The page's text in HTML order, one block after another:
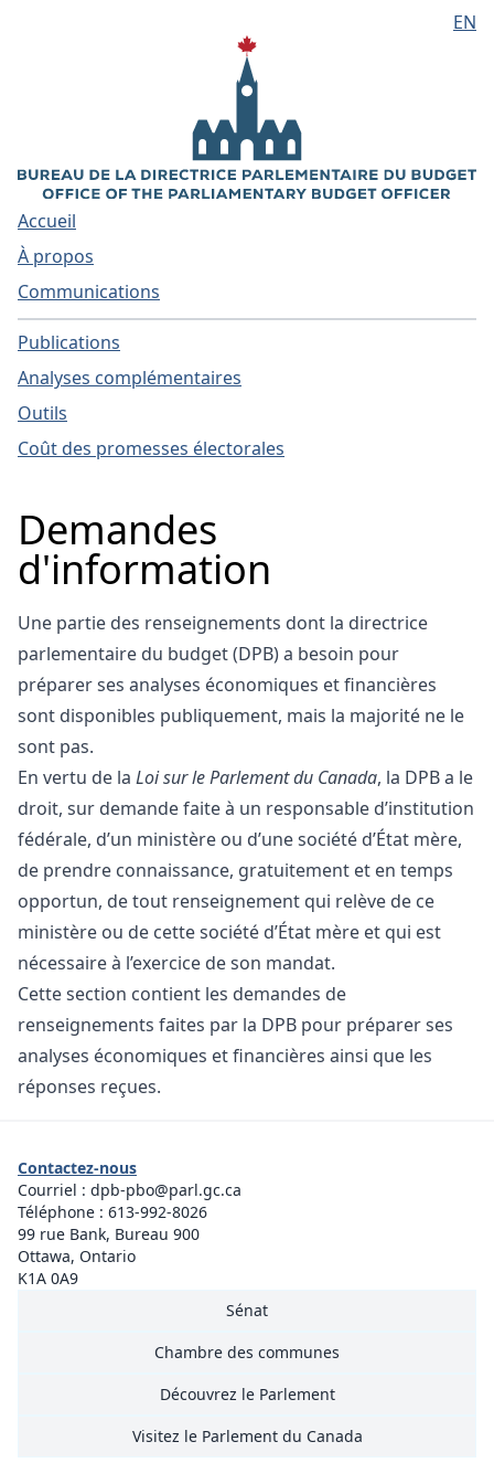
Aller au contenu principal
EN
Accueil
À propos
Communications
Publications
Analyses complémentaires
Outils
Coût des promesses électorales
Demandes
d'information
Une partie des renseignements dont la directrice
parlementaire du budget (DPB) a besoin pour
préparer ses analyses économiques et financières
sont disponibles publiquement, mais la majorité ne le
sont pas.
En vertu de la Loi sur le Parlement du Canada, la DPB a le
droit, sur demande faite à un responsable d’institution
fédérale, d’un ministère ou d’une société d’État mère,
de prendre connaissance, gratuitement et en temps
opportun, de tout renseignement qui relève de ce
ministère ou de cette société d’État mère et qui est
nécessaire à l’exercice de son mandat.
Cette section contient les demandes de
renseignements faites par la DPB pour préparer ses
analyses économiques et financières ainsi que les
réponses reçues.
Sénat
Chambre des communes
Découvrez le Parlement
Visitez le Parlement du Canada
Contactez-nous
Courriel : dpb-pbo@parl.gc.ca
Téléphone : 613-992-8026
99 rue Bank, Bureau 900
Ottawa, Ontario
K1A 0A9